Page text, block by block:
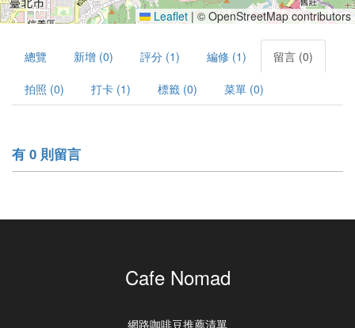
Leaflet | © OpenStreetMap contributors
總覽 新增 (0) 評分 (1) 編修 (1) 留言 (0)
拍照 (0) 打卡 (1) 標籤 (0) 菜單 (0)
有 0 則留言
Cafe Nomad
網路咖啡豆推薦清單